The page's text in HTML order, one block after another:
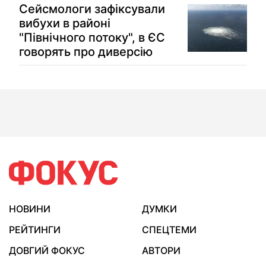
Сейсмологи зафіксували
вибухи в районі
"Північного потоку", в ЄС
говорять про диверсію
НОВИНИ
ДУМКИ
РЕЙТИНГИ
СПЕЦТЕМИ
ДОВГИЙ ФОКУС
АВТОРИ